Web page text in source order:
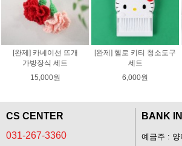
[완제] 카네이션 뜨개
가방장식 세트
15,000원
[완제] 헬로 키티 청소도구
세트
6,000원
CS CENTER
031-267-3360
BANK
예금주 : 양